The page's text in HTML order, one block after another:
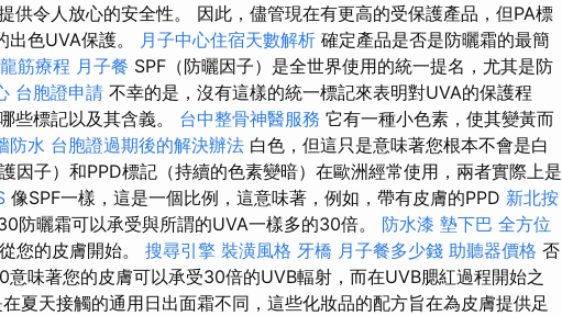
供令人放心的安全性。 因此，儘管現在有更高的受保護產品，但PA標
出色UVA保護。 月子中心住宿天數解析 確定產品是否是防曬霜的最簡
筋療程 月子餐 SPF（防曬因子）是全世界使用的統一提名，尤其是防
台胞證申請 不幸的是，沒有這樣的統一標記來表明對UVA的保護程
些標記以及其含義。 台中整骨神醫服務 它有一種小色素，使其變黃而
防水 台胞證過期後的解決辦法 白色，但這只是意味著您根本不會是白
因子）和PPD標記（持續的色素變暗）在歐洲經常使用，兩者實際上是
像SPF一樣，這是一個比例，這意味著，例如，帶有皮膚的PPD 新北按
防曬霜可以承受與所謂的UVA一樣多的30倍​​。 防水漆 墊下巴 全方位
您的皮膚開始。 搜尋引擎 裝潢風格 牙橋 月子餐多少錢 助聽器價格 否
意味著您的皮膚可以承受30倍的UVB輻射，而在UVB腮紅過程開始之
夏天接觸的通用日出面霜不同，這些化妝品的配方旨在為皮膚提供足